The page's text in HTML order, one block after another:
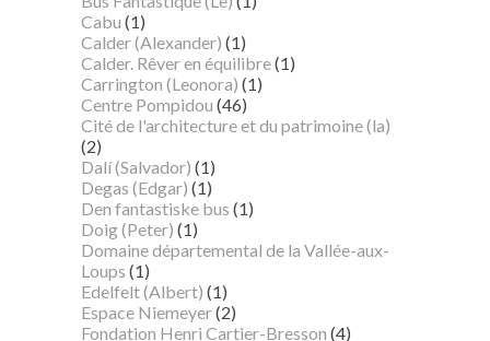
Cabu (1)
Calder (Alexander) (1)
Calder. Rêver en équilibre(1)
Carrington (Leonora) (1)
Centre Pompidou (46)
Cité de l'architecture et du patrimoine (la)
(2)
Dalí (Salvador) (1)
Degas (Edgar) (1)
Den fantastiske bus (1)
Doig (Peter) (1)
Domaine départemental de la Vallée-aux-
Loups (1)
Edelfelt (Albert) (1)
Espace Niemeyer(2)
Fondation Henri Cartier-Bresson (4)